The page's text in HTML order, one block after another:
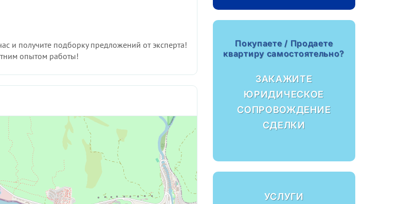
и получите подборку предложений от эксперта!
опытом работы!
Покупаете / Продаете
квартиру самостоятельно?
ЗАКАЖИТЕ
ЮРИДИЧЕСКОЕ
СОПРОВОЖДЕНИЕ
СДЕЛКИ
УСЛУГИ